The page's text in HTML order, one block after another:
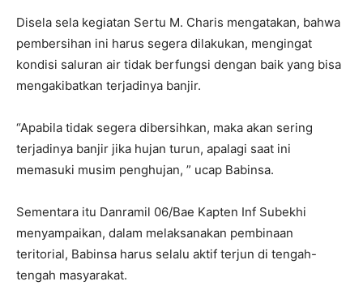
Disela sela kegiatan Sertu M. Charis mengatakan, bahwa
pembersihan ini harus segera dilakukan, mengingat
kondisi saluran air tidak berfungsi dengan baik yang bisa
mengakibatkan terjadinya banjir.
“Apabila tidak segera dibersihkan, maka akan sering
terjadinya banjir jika hujan turun, apalagi saat ini
memasuki musim penghujan, ” ucap Babinsa.
Sementara itu Danramil 06/Bae Kapten Inf Subekhi
menyampaikan, dalam melaksanakan pembinaan
teritorial, Babinsa harus selalu aktif terjun di tengah-
tengah masyarakat.